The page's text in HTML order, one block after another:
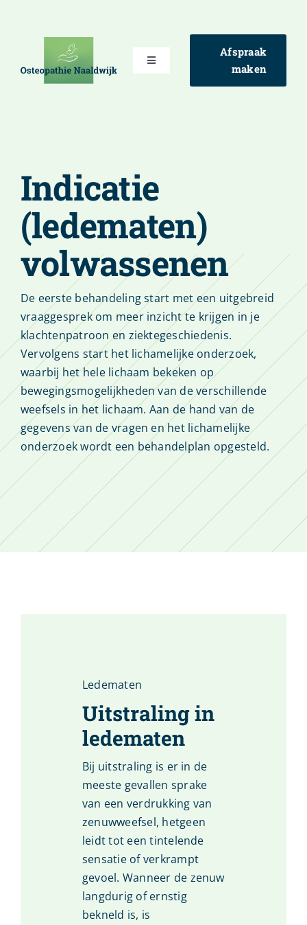
Toggle
Over Daan
Contact
Afspraak
maken
Indicatie
(ledematen)
volwassenen
De eerste behandeling start met een uitgebreid
vraaggesprek om meer inzicht te krijgen in je
klachtenpatroon en ziektegeschiedenis.
Vervolgens start het lichamelijke onderzoek,
waarbij het hele lichaam bekeken op
bewegingsmogelijkheden van de verschillende
weefsels in het lichaam. Aan de hand van de
gegevens van de vragen en het lichamelijke
onderzoek wordt een behandelplan opgesteld.
Ledematen
Uitstraling in
ledematen
Bij uitstraling is er in de
meeste gevallen sprake
van een verdrukking van
zenuwweefsel, hetgeen
leidt tot een tintelende
sensatie of verkrampt
gevoel. Wanneer de zenuw
langdurig of ernstig
bekneld is, is